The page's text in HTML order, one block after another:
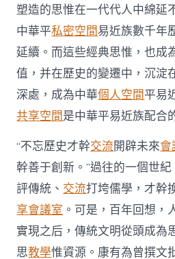
塑造的思惟在一代代人中綿延
中華平私密空間易近族數千年
延續。而這些經典思惟，也成
值，并在歷史的變遷中，沉淀
深處，成為中華個人空間平易
共享空間是中華平易近族配合
“不忘歷史才幹交流開辟未來會
幹善于創新。”過往的一個世
評傳統、 交流打垮儒學，才幹
享會議室 。可是，百年回想，
實現之后，傳統文明從頭成為
思教學惟資源。康有為曾撰文